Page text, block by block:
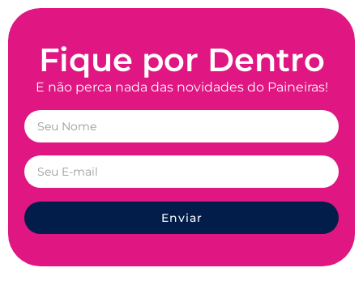
Fique por Dentro
E não perca nada das novidades do Paineiras!
Enviar